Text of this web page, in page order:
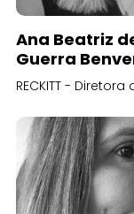
Ana Beatriz
Guerra
RECKITT -